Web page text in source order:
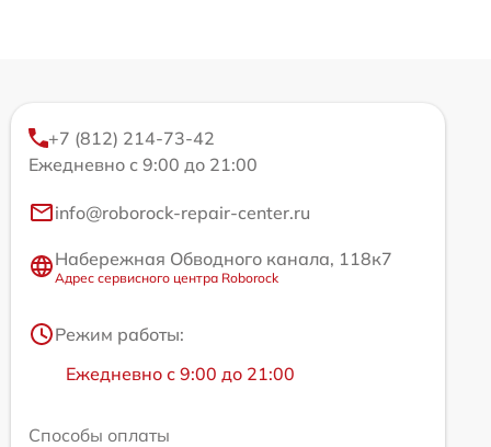
+7 (812) 214-73-42
Ежедневно с 9:00 до 21:00
info@roborock-repair-center.ru
Набережная Обводного канала, 118к7
Адрес сервисного центра Roborock
Режим работы:
Ежедневно с 9:00 до 21:00
Способы оплаты